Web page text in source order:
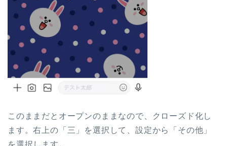
このままだとオープンのままなので、クローズド化し
ます。右上の「三」を選択して、設定から「その他」
を選択します。